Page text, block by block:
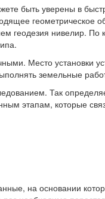
быть уверены в
геометрическое
геодезия нивелир.
Место установки
земельные
Так
этапам, которые
на основании